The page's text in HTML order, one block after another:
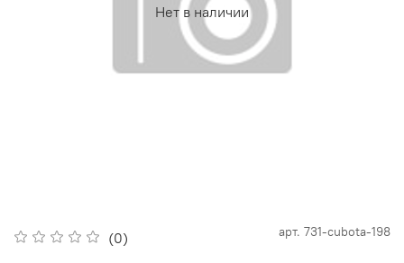
Нет в наличии
(0) арт. 731-cubota-198